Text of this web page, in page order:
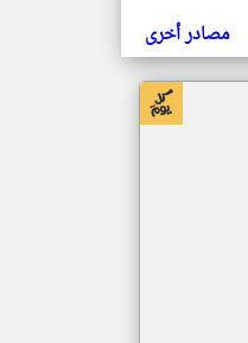
مصادر أخرى